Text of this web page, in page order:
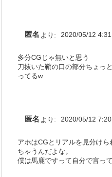
匿名 より: 2020/05/12 4:31
多分CGじゃ無いと思う
刀抜いた鞘の口の部分ちょっ
ってるw
匿名 より: 2020/05/12 7:20
アホはCGとリアルを見分け
ちゃうんだよな。
僕は馬鹿ですって自分で言っ